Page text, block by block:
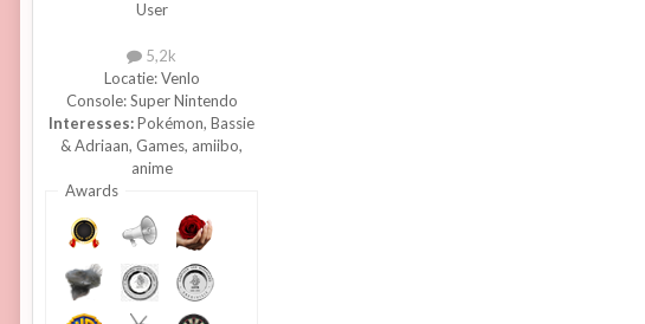
User
5,2k
Locatie:Venlo
Console:Super Nintendo
Interesses:Pokémon, Bassie
& Adriaan, Games, amiibo,
anime
Awards